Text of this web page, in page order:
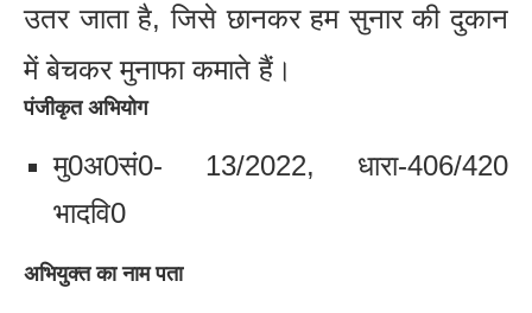
उतर जाता है, जिसे छानकर हम सुनार की दुकान
में बेचकर मुनाफा कमाते हैं।
पंजीकृत अभियोग
मु0अ0सं0- 13/2022, धारा-406/420
भादवि0
अभियुक्त का नाम पता